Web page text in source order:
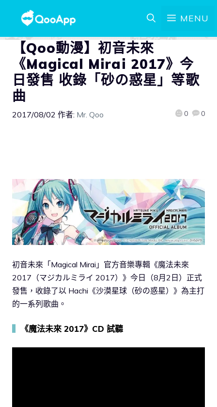
MENU
【Qoo動漫】初音未來
《Magical Mirai 2017》今
日發售 收錄「砂の惑星」等歌
曲
2017/08/02 作者: Mr. Qoo 0 0
初音未來「Magical Mirai」官方音樂專輯《魔法未來
2017（マジカルミライ 2017）》今日（8月2日）正式
發售，收錄了以 Hachi《沙漠星球（砂の惑星）》為主打
的一系列歌曲。
《魔法未來 2017》CD 試聽